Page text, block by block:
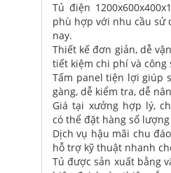
Tủ điện
phù hợp với nhu cầu sử
nay.
Thiết kế đơn giản, dễ
tiết kiệm chi phí và công
Tấm panel tiện lợi giúp
gàng, dễ kiểm tra, dễ
Giá tại xưởng hợp lý,
có thể đặt hàng số
Dịch vụ hậu mãi chu
hỗ trợ kỹ thuật nhanh
Tủ được sản xuất bằng